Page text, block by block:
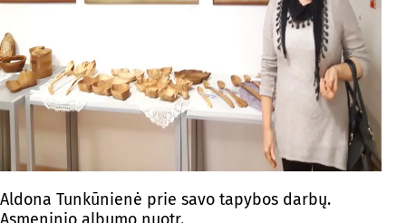
Aldona Tunkūnienė prie savo tapybos darbų.